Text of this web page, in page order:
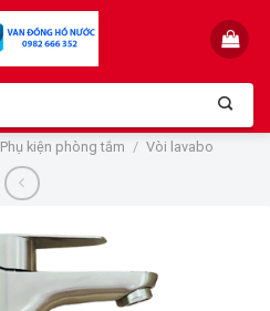
Phụ kiện phòng tắm / Vòi lavabo